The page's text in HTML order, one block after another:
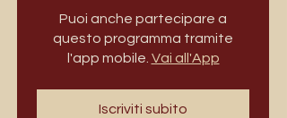
Puoi anche partecipare a
questo programma tramite
l'app mobile. Vai all'App
Iscriviti subito